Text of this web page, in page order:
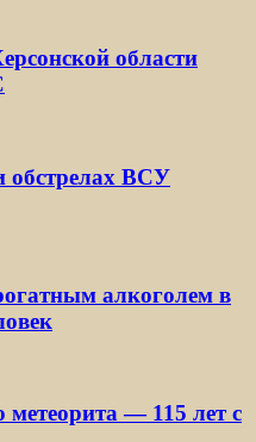
области
обстрелах ВСУ
алкоголем в
метеорита — 115 лет с